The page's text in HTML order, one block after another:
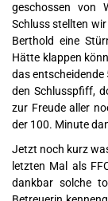
geschossen von
Schluss stellten
Berthold eine
Hätte klappen
das
den Schlusspfiff,
zur Freude aller
der 100. Minute
Jetzt noch kurz
letzten Mal als
dankbar solche